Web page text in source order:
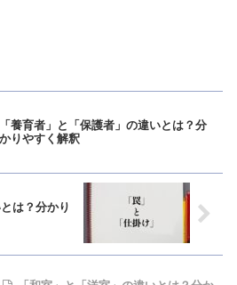
「養育者」と「保護者」の違いとは？分
かりやすく解釈
は？分かり